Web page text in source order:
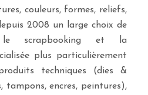
couleurs, formes, reliefs,
2008 un large choix de
le scrapbooking et la
plus particulièrement
techniques (dies &
tampons, encres, peintures),